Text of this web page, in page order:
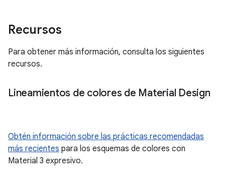
Recursos
Para obtener más información, consulta los siguientes
recursos.
Lineamientos de colores de Material Design
Obtén información sobre las prácticas recomendadas
más recientes para los esquemas de colores con
Material 3 expresivo.